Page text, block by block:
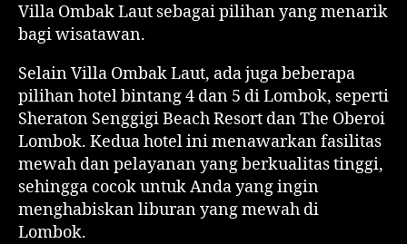
Villa Ombak Laut sebagai pilihan yang menarik
bagi wisatawan.
Selain Villa Ombak Laut, ada juga beberapa
pilihan hotel bintang 4 dan 5 di Lombok, seperti
Sheraton Senggigi Beach Resort dan The Oberoi
Lombok. Kedua hotel ini menawarkan fasilitas
mewah dan pelayanan yang berkualitas tinggi,
sehingga cocok untuk Anda yang ingin
menghabiskan liburan yang mewah di
Lombok.